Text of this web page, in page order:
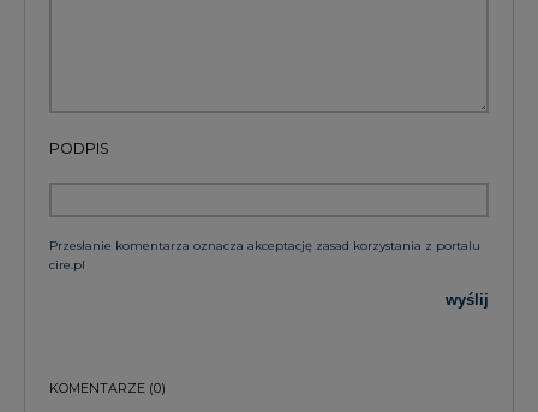
PODPIS
Przesłanie komentarza oznacza akceptację zasad korzystania z portalu
cire.pl
wyślij
KOMENTARZE (0)